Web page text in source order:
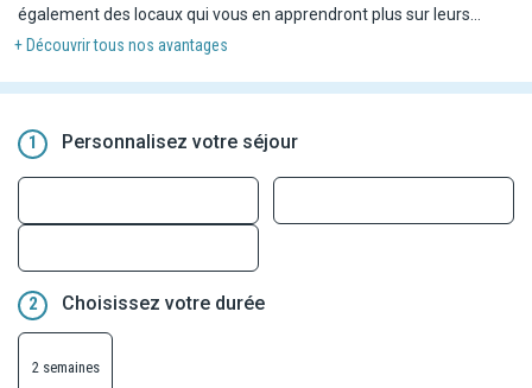
également des locaux qui vous en apprendront plus sur leurs
traditions et leur mode de vie. Suite à votre circuit, vous vous
+ Découvrir tous nos avantages
1 Personnalisez votre séjour
2 Choisissez votre durée
2 semaines